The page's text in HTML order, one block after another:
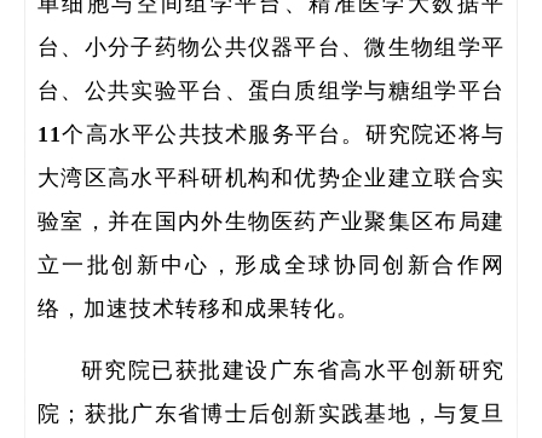
台、小分子药物公共仪器平台、微生物组学平
台、公共实验平台、蛋白质组学与糖组学平台
11个高水平公共技术服务平台。研究院还将与
大湾区高水平科研机构和优势企业建立联合实
验室，并在国内外生物医药产业聚集区布局建
立一批创新中心，形成全球协同创新合作网
络，加速技术转移和成果转化。
研究院已获批建设广东省高水平创新研究
院；获批广东省博士后创新实践基地，与复旦